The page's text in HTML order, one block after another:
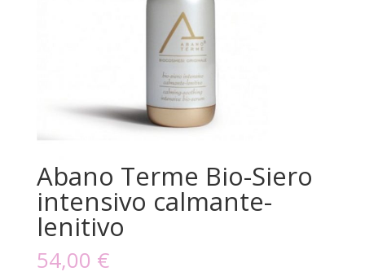
Abano Terme Bio-Siero
intensivo calmante-
lenitivo
54,00 €